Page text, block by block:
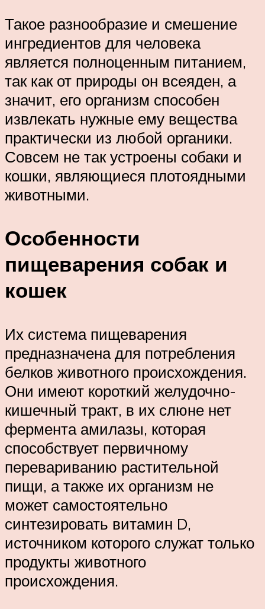
Такое разнообразие и смешение
ингредиентов для человека
является полноценным питанием,
так как от природы он всеяден, а
значит, его организм способен
извлекать нужные ему вещества
практически из любой органики.
Совсем не так устроены собаки и
кошки, являющиеся плотоядными
животными.
Особенности
пищеварения собак и
кошек
Их система пищеварения
предназначена для потребления
белков животного происхождения.
Они имеют короткий желудочно-
кишечный тракт, в их слюне нет
фермента амилазы, которая
способствует первичному
перевариванию растительной
пищи, а также их организм не
может самостоятельно
синтезировать витамин D,
источником которого служат только
продукты животного
происхождения.